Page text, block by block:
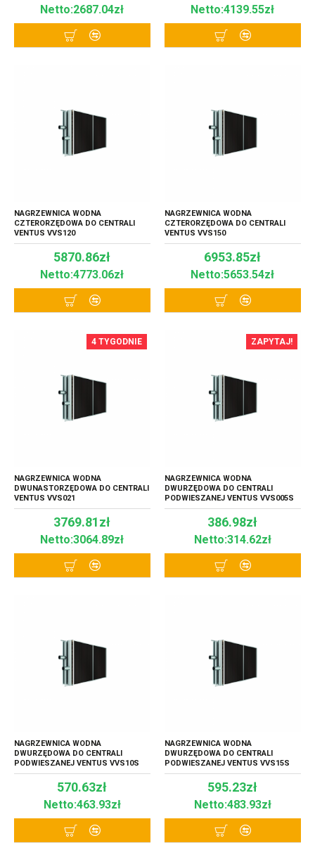
Netto:2687.04zł Netto:4139.55zł
NAGRZEWNICA WODNA
CZTERORZĘDOWA DO CENTRALI
VENTUS VVS120
5870.86zł
Netto:4773.06zł
NAGRZEWNICA WODNA
CZTERORZĘDOWA DO CENTRALI
VENTUS VVS150
6953.85zł
Netto:5653.54zł
4 TYGODNIE
NAGRZEWNICA WODNA
DWUNASTORZĘDOWA DO CENTRALI
VENTUS VVS021
3769.81zł
Netto:3064.89zł
ZAPYTAJ!
NAGRZEWNICA WODNA
DWURZĘDOWA DO CENTRALI
PODWIESZANEJ VENTUS VVS005S
386.98zł
Netto:314.62zł
NAGRZEWNICA WODNA
DWURZĘDOWA DO CENTRALI
PODWIESZANEJ VENTUS VVS10S
570.63zł
Netto:463.93zł
NAGRZEWNICA WODNA
DWURZĘDOWA DO CENTRALI
PODWIESZANEJ VENTUS VVS15S
595.23zł
Netto:483.93zł